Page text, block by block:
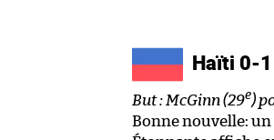
Haïti 0-
But : McGinn (29e)
Bonne nouvelle: